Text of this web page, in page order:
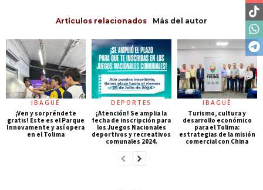
Artículos relacionados Más del autor
IBAGUÉ
¡Ven y sorpréndete
gratis! Este es el Parque
Innovamente y así opera
en el Tolima
DEPORTES
¡Atención! Se amplia la
fecha de inscripción para
los Juegos Nacionales
deportivos y recreativos
comunales 2024.
IBAGUÉ
Turismo, cultura y
desarrollo económico
para el Tolima:
estrategias de la misión
comercial con China